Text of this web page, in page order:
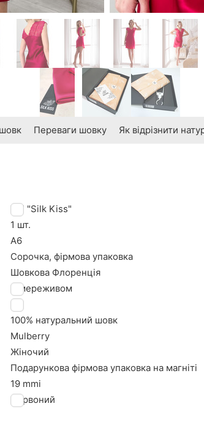
Переваги шовку Як відрізнити
TM "Silk Kiss"
1 шт.
A6
Сорочка, фірмова упаковка
Шовкова Флоренція
З мереживом
L
100% натуральний шовк
Mulberry
Жіночий
Подарункова фірмова упаковка на магніті
19 mmi
Червоний